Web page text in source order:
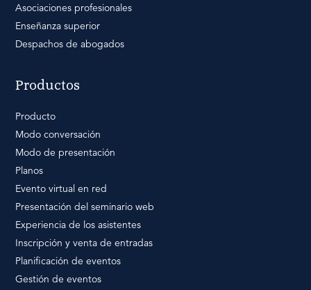
Asociaciones profesionales
Enseñanza superior
Despachos de abogados
Productos
Producto
Modo conversación
Modo de presentación
Planos
Evento virtual en red
Presentación del seminario web
Experiencia de los asistentes
Inscripción y venta de entradas
Planificación de eventos
Gestión de eventos